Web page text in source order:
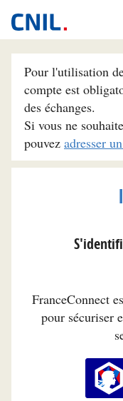
Pour l'utilisation
compte est
des échanges.
Si vous ne
pouvez adresser
FranceConnect
pour sécuriser